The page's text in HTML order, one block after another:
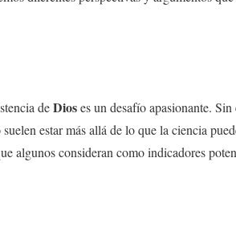
deDioses un desafío apasionante. Sin
estar más allá de lo que la ciencia
algunos consideran como indicadores